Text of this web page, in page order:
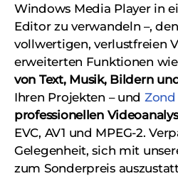
Windows Media Player in
Editor zu verwandeln –,
vollwertigen, verlustfreien
erweiterten Funktionen
von Text, Musik, Bildern
Ihren Projekten – und Zond
professionellen
EVC, AV1 und MPEG-2.
Gelegenheit, sich mit
zum Sonderpreis